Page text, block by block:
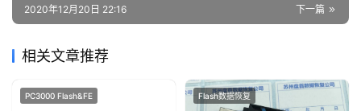
下一篇
2020年12月20日 22:16
相关文章推荐
PC3000 Flash&FE Flash数据恢复